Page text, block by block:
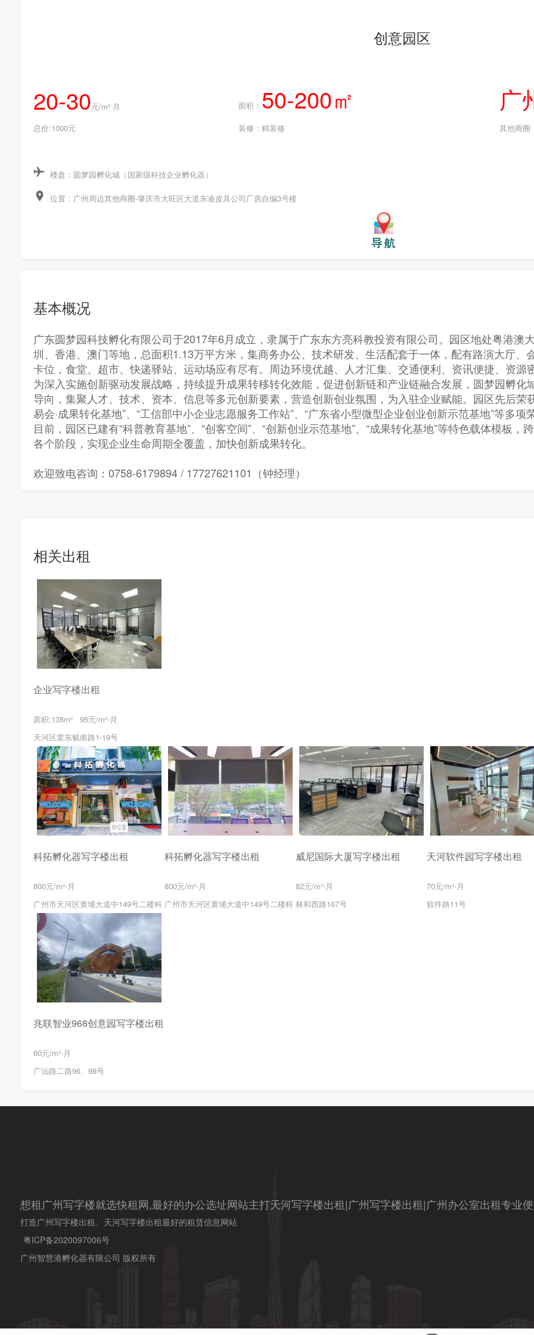
创意园区
20-30元/m² 月 面积： 50-200㎡ 广
总价:1000元 装修：精装修 其他商圈
楼盘：圆梦园孵化城（国家级科技企业孵化器）
位置：广州周边其他商圈-肇庆市大旺区大道东凌皮具公司厂房自编3号楼
基本概况
广东圆梦园科技孵化有限公司于2017年6月成立，隶属于广东东方亮科教投资有限公司。园区地处粤港澳
圳、香港、澳门等地，总面积1.13万平方米，集商务办公、技术研发、生活配套于一体，配有路演大厅
卡位，食堂、超市、快递驿站、运动场应有尽有。周边环境优越、人才汇集、交通便利、资讯便捷、资源
为深入实施创新驱动发展战略，持续提升成果转移转化效能，促进创新链和产业链融合发展，圆梦园孵化
导向，集聚人才、技术、资本、信息等多元创新要素，营造创新创业氛围，为入驻企业赋能。园区先后荣
易会·成果转化基地”、“工信部中小企业志愿服务工作站”、“广东省小型微型企业创业创新示范基地”等多项
目前，园区已建有“科普教育基地”、“创客空间”、“创新创业示范基地”、“成果转化基地”等特色载体模板
各个阶段，实现企业生命周期全覆盖，加快创新成果转化。
欢迎致电咨询：0758-6179894 / 17727621101（钟经理）
相关出租
企业写字楼出租
面积:138m² 95元/m²⋅月
天河区棠东毓南路1-19号
科拓孵化器写字楼出租
800元/m²⋅月
广州市天河区黄埔大道中149号二楼科
科拓孵化器写字楼出租
800元/m²⋅月
广州市天河区黄埔大道中149号二楼科
威尼国际大厦写字楼出租
82元/m²⋅月
林和西路167号
天河软件园写字楼出租
70元/m²⋅月
软件路11号
兆联智业968创意园写字楼出租
60元/m²⋅月
广汕路二路96、98号
想租广州写字楼就选快租网,最好的办公选址网站主打天河写字楼出租|广州写字楼出租|广州办公室出租专业
打造广州写字楼出租、天河写字楼出租最好的租赁信息网站
粤ICP备2020097006号
广州智慧港孵化器有限公司 版权所有